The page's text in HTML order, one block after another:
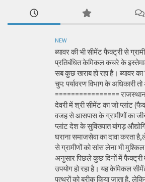
NEW
ब्यावर की भी सीमेंट फैक्ट्री से
प्रतिबंधित केमिकल कचरे के
सब कुछ खराब हो रहा है। ब्यावर
चुप: पर्यावरण विभाग के अधिकारी
================
देवरी में श्री सीमेंट का जो प्लांट
वजह से आसपास के ग्रामीणों का
प्लांट देश के सुविख्यात बांगड़
घराना समाजसेवा का दावा करता
से ग्रामीणों को सांस लेना भी मुश्किल
अनुसार पिछले कुछ दिनों में फैक्ट्री
उपयोग हो रहा है। यह केमिकल
पत्थरों को बरीक किया जाता है,